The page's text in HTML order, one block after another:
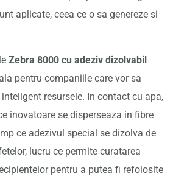
aplicate, ceea ce o sa genereze si
Zebra 8000 cu adeziv dizolvabil
pentru companiile care vor sa
resursele. In contact cu apa,
inovatoare se disperseaza in fibre
ce adezivul special se dizolva de
lucru ce permite curatarea
pentru a putea fi refolosite